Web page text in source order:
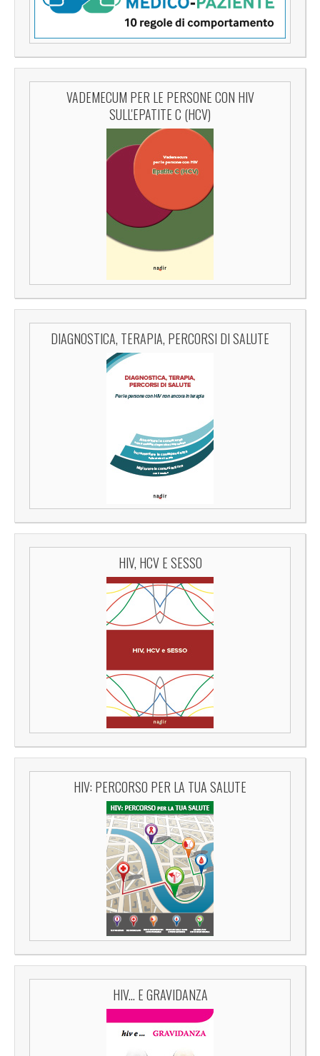
VADEMECUM PER LE PERSONE CON HIV
SULL'EPATITE C (HCV)
DIAGNOSTICA, TERAPIA, PERCORSI DI SALUTE
HIV, HCV E SESSO
HIV: PERCORSO PER LA TUA SALUTE
HIV... E GRAVIDANZA